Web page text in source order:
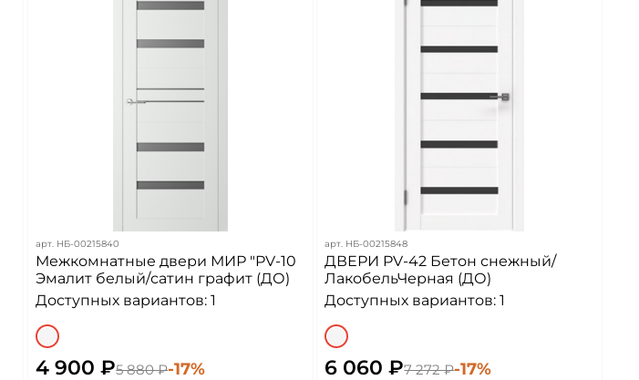
арт. НБ-00215840
Межкомнатные двери МИР "PV-10
Эмалит белый/сатин графит (ДО)
Доступных вариантов: 1
4 900 ₽5 880 ₽-17%
арт. НБ-00215848
ДВЕРИ PV-42 Бетон снежный/
ЛакобельЧерная (ДО)
Доступных вариантов: 1
6 060 ₽7 272 ₽-17%